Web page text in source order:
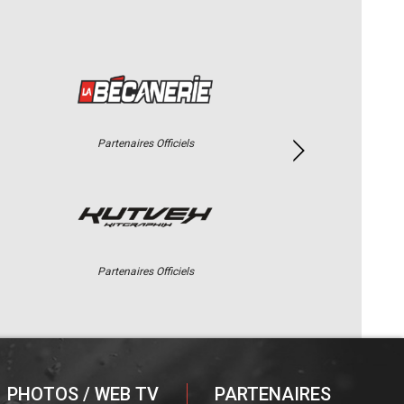
Partenaires Officiels
Partenaires Officiels
PHOTOS / WEB TV PARTENAIRES